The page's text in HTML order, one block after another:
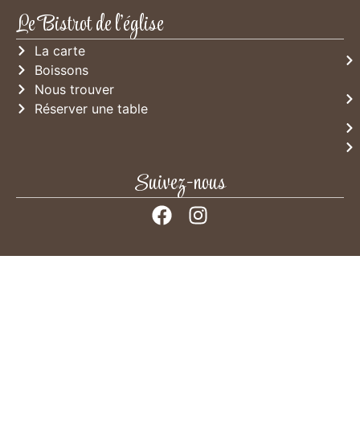
Le Bistrot de l'église
La carte
Boissons
Nous trouver
Réserver une table
Suivez-nous